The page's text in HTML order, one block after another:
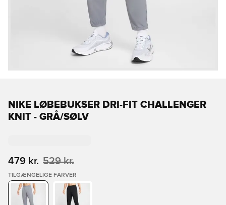
NIKE LØBEBUKSER DRI-FIT CHALLENGER
KNIT - GRÅ/SØLV
479 kr. 529 kr.
TILGÆNGELIGE FARVER